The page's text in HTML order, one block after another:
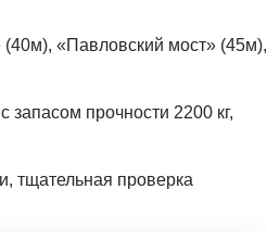
«Павловский мост» (45м),
прочности 2200 кг,
тщательная проверка